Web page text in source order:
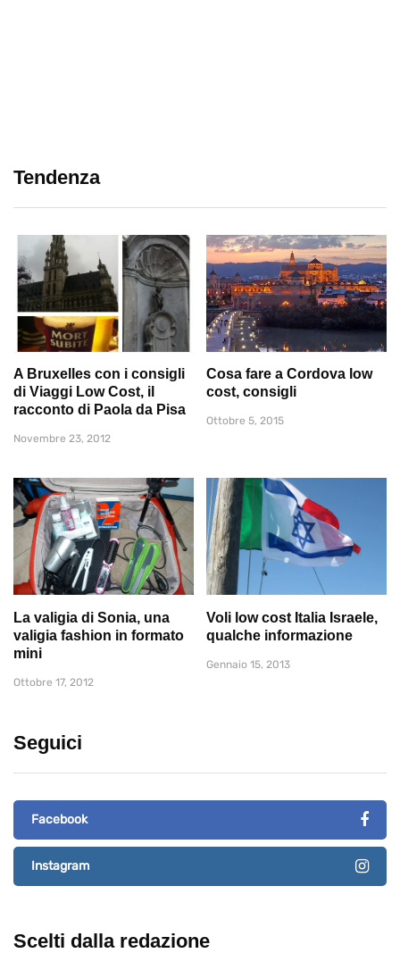
Tendenza
A Bruxelles con i consigli
di Viaggi Low Cost, il
racconto di Paola da Pisa
Novembre 23, 2012
Cosa fare a Cordova low
cost, consigli
Ottobre 5, 2015
La valigia di Sonia, una
valigia fashion in formato
mini
Ottobre 17, 2012
Voli low cost Italia Israele,
qualche informazione
Gennaio 15, 2013
Seguici
Facebook
Instagram
Scelti dalla redazione